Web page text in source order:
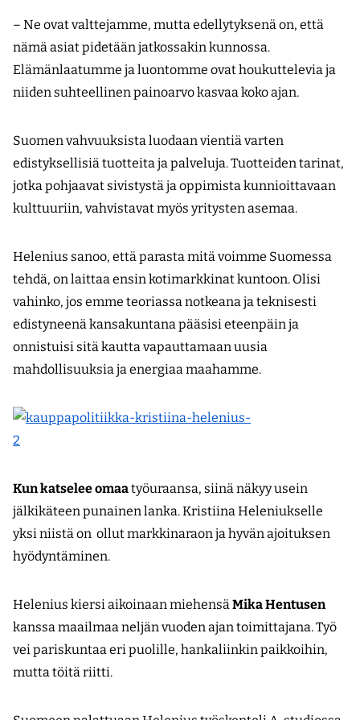
– Ne ovat valttejamme, mutta edellytyksenä on, että
nämä asiat pidetään jatkossakin kunnossa.
Elämänlaatumme ja luontomme ovat houkuttelevia ja
niiden suhteellinen painoarvo kasvaa koko ajan.
Suomen vahvuuksista luodaan vientiä varten
edistyksellisiä tuotteita ja palveluja. Tuotteiden tarinat,
jotka pohjaavat sivistystä ja oppimista kunnioittavaan
kulttuuriin, vahvistavat myös yritysten asemaa.
Helenius sanoo, että parasta mitä voimme Suomessa
tehdä, on laittaa ensin kotimarkkinat kuntoon. Olisi
vahinko, jos emme teoriassa notkeana ja teknisesti
edistyneenä kansa­kuntana pääsisi eteenpäin ja
onnistuisi sitä kautta vapauttamaan uusia
mahdollisuuksia ja energiaa maahamme.
Kun katselee omaatyöuraansa, siinä näkyy usein
jälkikäteen punainen lanka. Kristiina Heleniukselle
yksi niistä on ollut markkinaraon ja hyvän ajoituksen
hyödyntäminen.
Helenius kiersi aikoinaan miehensäMika Hentusen
kanssa maailmaa neljän vuoden ajan toimittajana. Työ
vei pariskuntaa eri puolille, hankaliinkin paikkoihin,
mutta töitä riitti.